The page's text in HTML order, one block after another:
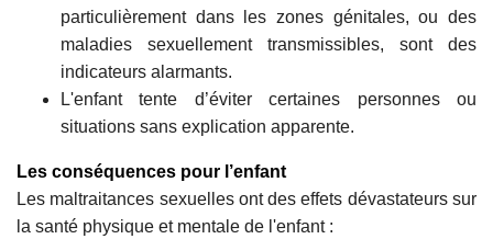
particulièrement dans les zones génitales, ou des
maladies sexuellement transmissibles, sont des
indicateurs alarmants.
L'enfant tente d’éviter certaines personnes ou
situations sans explication apparente.
Les conséquences pour l’enfant
Les maltraitances sexuelles ont des effets dévastateurs sur
la santé physique et mentale de l'enfant :